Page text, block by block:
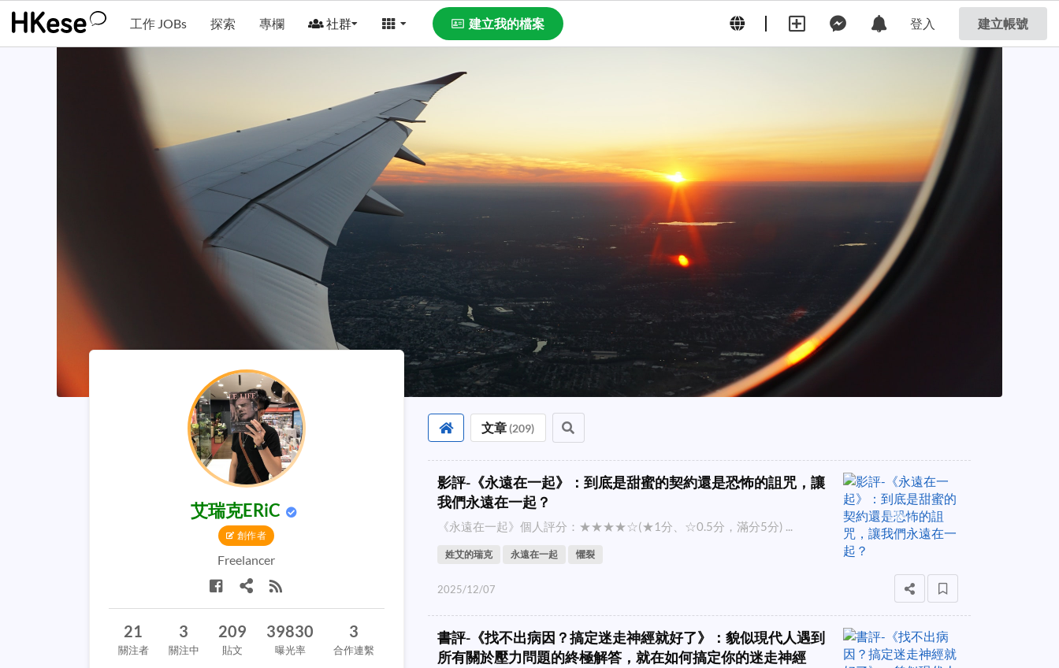
工作 JOBs 探索 專欄 社群 建立我的檔案 登入 建立帳號
艾瑞克ERiC
創作者
Freelancer
21
關注者
3
關注中
209
貼文
39830
曝光率
3
合作連繫
文章 (209)
影評-《永遠在一起》：到底是甜蜜的契約還是恐怖的詛咒，讓
我們永遠在一起？
《永遠在一起》個人評分：★★★★☆(★1分、☆0.5分，滿分5分) ...
姓艾的瑞克 永遠在一起 懼裂
2025/12/07
書評-《找不出病因？搞定迷走神經就好了》：貌似現代人遇到
所有關於壓力問題的終極解答，就在如何搞定你的迷走神經